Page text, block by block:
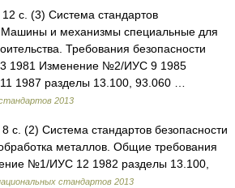
с. (3) Система стандартов
Машины и механизмы специальные для
Требования безопасности
1981 Изменение №2/ИУС 9 1985
1987 разделы 13.100, 93.060 …
2013
с. (2) Система стандартов безопасности
металлов. Общие требования
№1/ИУС 12 1982 разделы 13.100,
стандартов 2013